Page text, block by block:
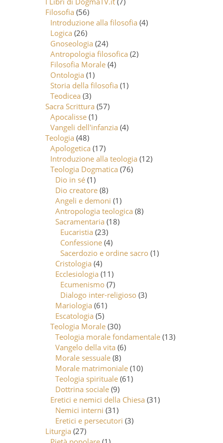
Filosofia (56)
Introduzione alla filosofia (4)
Logica (26)
Gnoseologia (24)
Antropologia filosofica (2)
Filosofia Morale (4)
Ontologia (1)
Storia della filosofia (1)
Teodicea (3)
Sacra Scrittura (57)
Apocalisse (1)
Vangeli dell'infanzia (4)
Teologia (48)
Apologetica (17)
Introduzione alla teologia (12)
Teologia Dogmatica (76)
Dio in sé (1)
Dio creatore (8)
Angeli e demoni (1)
Antropologia teologica (8)
Sacramentaria (18)
Eucaristia (23)
Confessione (4)
Sacerdozio e ordine sacro (1)
Cristologia (4)
Ecclesiologia (11)
Ecumenismo (7)
Dialogo inter-religioso (3)
Mariologia (61)
Escatologia (5)
Teologia Morale (30)
Teologia morale fondamentale (13)
Vangelo della vita (6)
Morale sessuale (8)
Morale matrimoniale (10)
Teologia spirituale (61)
Dottrina sociale (9)
Eretici e nemici della Chiesa (31)
Nemici interni (31)
Eretici e persecutori (3)
Liturgia (27)